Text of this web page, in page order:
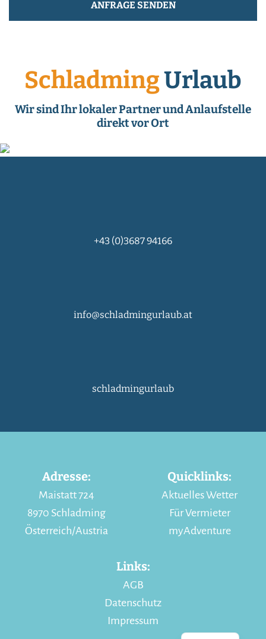
SchladmingUrlaub
Wir sind Ihr lokaler Partner und Anlaufstelle
direkt vor Ort
+43 (0)3687 94166
info@schladmingurlaub.at
schladmingurlaub
Adresse:
Maistatt 724
8970 Schladming
Österreich/Austria
Quicklinks:
Aktuelles Wetter
Für Vermieter
myAdventure
Links:
AGB
Datenschutz
Impressum